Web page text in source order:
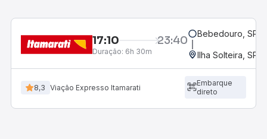
17:10 23:40
Duração: 6h 30m
Bebedouro, SP -
Ilha Solteira, SP
8,3 Viação Expresso Itamarati
Embarque
direto